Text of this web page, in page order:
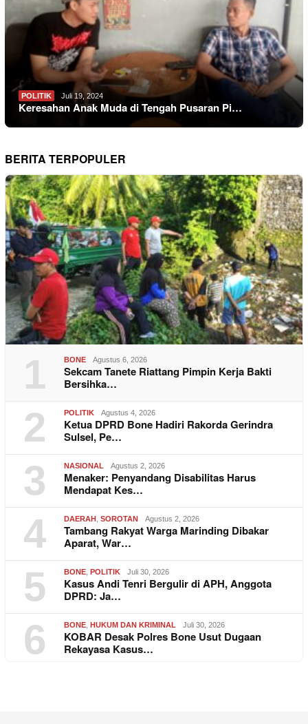
POLITIK Juli 19, 2024
Keresahan Anak Muda di Tengah Pusaran Pi…
BERITA TERPOPULER
1 BONE Agustus 6, 2026
Sekcam Tanete Riattang Pimpin Kerja Bakti
Bersihka…
2 POLITIK Agustus 4, 2026
Ketua DPRD Bone Hadiri Rakorda Gerindra
Sulsel, Pe…
3 NASIONAL Agustus 2, 2026
Menaker: Penyandang Disabilitas Harus
Mendapat Kes…
4 DAERAH SOROTAN Agustus 2, 2026
Tambang Rakyat Warga Marinding Dibakar
Aparat, War…
5 BONE POLITIK Juli 30, 2026
Kasus Andi Tenri Bergulir di APH, Anggota
DPRD: Ja…
6 BONE HUKUM DAN KRIMINAL Juli 30, 2026
KOBAR Desak Polres Bone Usut Dugaan
Rekayasa Kasus…